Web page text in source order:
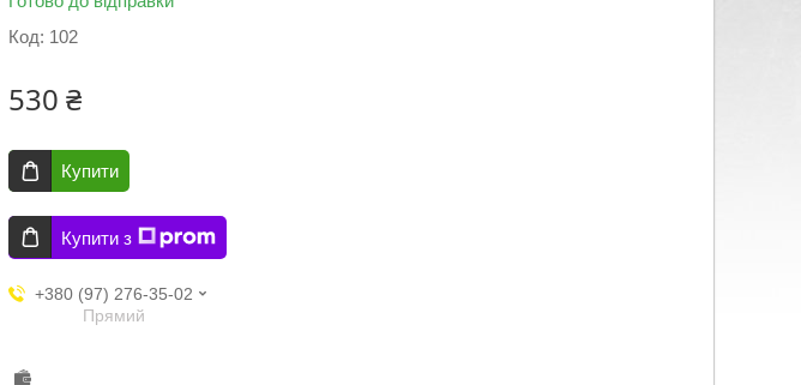
Код: 102
530 ₴
Купити
Купити з
+380 (97) 276-35-02
Прямий